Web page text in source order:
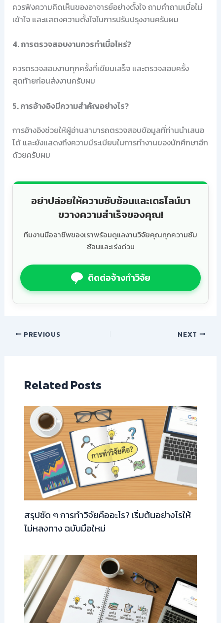
ควรฟังความคิดเห็นของอาจารย์อย่างตั้งใจ ถามคำถามเมื่อไม่
เข้าใจ และแสดงความตั้งใจในการปรับปรุงงานครับผม
4. การตรวจสอบงานควรทำเมื่อไหร่?
ควรตรวจสอบงานทุกครั้งที่เขียนเสร็จ และตรวจสอบครั้ง
สุดท้ายก่อนส่งงานครับผม
5. การอ้างอิงมีความสำคัญอย่างไร?
การอ้างอิงช่วยให้ผู้อ่านสามารถตรวจสอบข้อมูลที่ท่านนำเสนอ
ได้ และยังแสดงถึงความมีระเบียบในการทำงานของนักศึกษาอีก
ด้วยครับผม
อย่าปล่อยให้ความซับซ้อนและเดธไลน์มา
ขวางความสำเร็จของคุณ!
ทีมงานมืออาชีพของเราพร้อมดูแลงานวิจัยคุณทุกความซับ
ซ้อนและเร่งด่วน
ติดต่อจ้างทำวิจัย
PREVIOUS NEXT
Related Posts
สรุปชัด ๆ การทำวิจัยคืออะไร? เริ่มต้นอย่างไรให้
ไม่หลงทาง ฉบับมือใหม่